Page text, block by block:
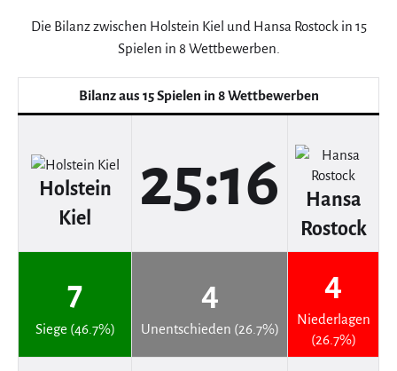
Die Bilanz zwischen Holstein Kiel und Hansa Rostock in 15
Spielen in 8 Wettbewerben.
Bilanz aus 15 Spielen in 8 Wettbewerben
Holstein
Kiel
25:16
Hansa
Rostock
7
Siege (46.7%)
4
Unentschieden (26.7%)
4
Niederlagen
(26.7%)